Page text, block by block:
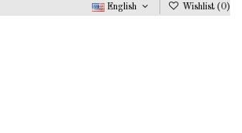
English Wishlist (0)